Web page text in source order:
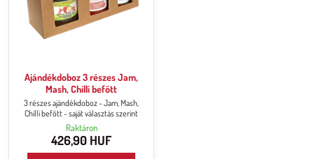
Ajándékdoboz 3 részes Jam,
Mash, Chilli befőtt
3 részes ajándékdoboz - Jam, Mash,
Chilli befőtt - saját választás szerint
Raktáron
426,90 HUF